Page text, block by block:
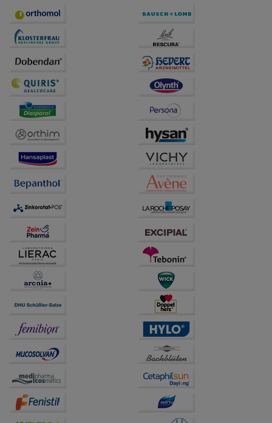
Statistik & Tracking:
Hierüber lassen sich
Informationen über die Art und Weise der Nutzung
unserer Website sammeln, mit deren Hilfe wir unsere
Website weiter für Sie optimieren können, den Inhalt
auf unserer Website aber auch die Werbung auf
Drittseiten möglichst relevant für Sie zu gestalten.
Bitte beachten Sie, dass Daten hierfür teilweise an
Dritte wie z.B. Google oder soziale Medien
übertragen werden.